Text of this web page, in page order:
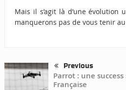
Mais il s’agit là d’une évolution
manquerons pas de vous tenir
Previous
Parrot : une
Française